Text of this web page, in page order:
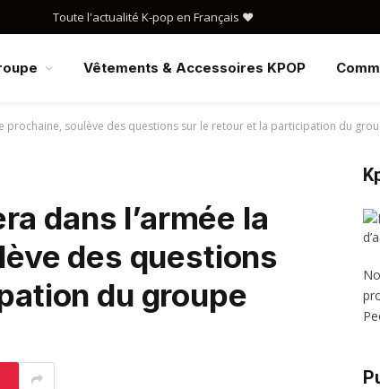
Toute l'actualité K-pop en Français ❤️
Vêtements & Accessoires KPOP
prochaine, soulève des questions sur le retour et la participation du
dans l’armée la
des questions
du groupe